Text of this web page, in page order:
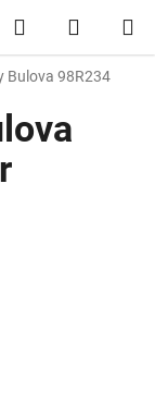
Hledat
Bulova 98R234